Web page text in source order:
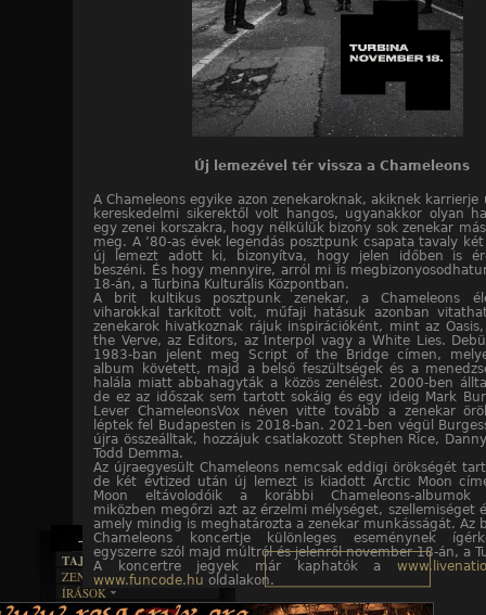
Új lemezével tér vissza a Chameleons
A Chameleons egyike azon zenekaroknak, akiknek karrierje
kereskedelmi sikerektől volt hangos, ugyanakkor olyan
egy zenei korszakra, hogy nélkülük bizony sok zenekar
meg. A ’80-as évek legendás posztpunk csapata tavaly
új lemezt adott ki, bizonyítva, hogy jelen időben is
beszéni. És hogy mennyire, arról mi is
18-án, a Turbina Kulturális Központban.
A brit kultikus posztpunk zenekar, a Chameleons
viharokkal tarkított volt, műfaji hatásuk azonban
zenekarok hivatkoznak rájuk inspirációként, mint az
the Verve, az Editors, az Interpol vagy a White Lies.
1983-ban jelent meg Script of the Bridge címen,
album követett, majd a belső feszültségek és a
halála miatt abbahagyták a közös zenélést. 2000-ben
de ez az időszak sem tartott sokáig és egy ideig Mark
Lever ChameleonsVox néven vitte tovább a zenekar
léptek fel Budapesten is 2018-ban. 2021-ben végül
újra összeálltak, hozzájuk csatlakozott Stephen Rice,
Todd Demma.
Az újraegyesült Chameleons nemcsak eddigi örökségét
de két évtized után új lemezt is kiadott Arctic Moon
Moon eltávolodóik a korábbi Chameleons-albumok
miközben megőrzi azt az érzelmi mélységet, szellemiséget
amely mindig is meghatározta a zenekar munkásságát. Az
Chameleons koncertje különleges eseménynek
egyszerre szól majd múltról és jelenről november 18-án, a
A koncertre jegyek már kaphatók a
www.funcode.hu oldalakon.
TAJTÉKOS LAPOK
ZENE
EGYÜTTESEK
ÍRÁSOK
BOSZORKÁNYKONYHA